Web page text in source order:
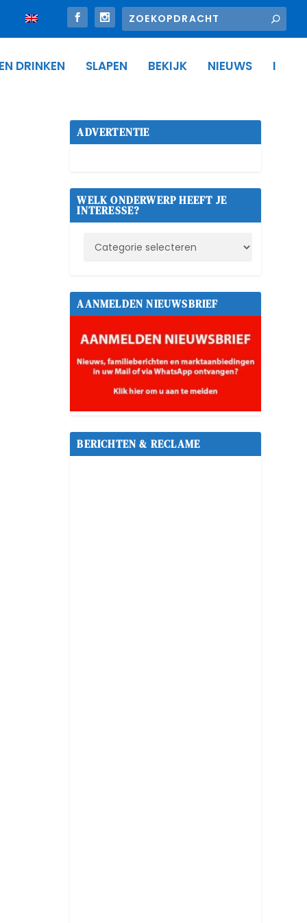
DRINKEN SLAPEN BEKIJK NIEUWS I
ADVERTENTIE
WELK ONDERWERP HEEFT JE
INTERESSE?
AANMELDEN NIEUWSBRIEF
BERICHTEN & RECLAME